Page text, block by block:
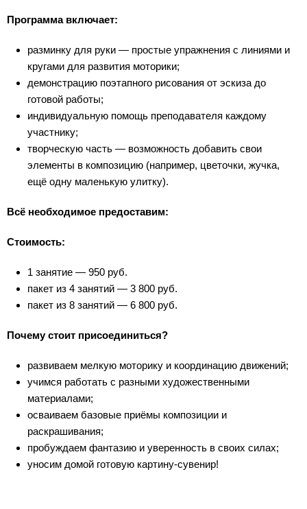
Программа включает:
разминку для руки — простые упражнения с линиями и
кругами для развития моторики;
демонстрацию поэтапного рисования от эскиза до
готовой работы;
индивидуальную помощь преподавателя каждому
участнику;
творческую часть — возможность добавить свои
элементы в композицию (например, цветочки, жучка,
ещё одну маленькую улитку).
Всё необходимое предоставим:
Стоимость:
1 занятие — 950 руб.
пакет из 4 занятий — 3 800 руб.
пакет из 8 занятий — 6 800 руб.
Почему стоит присоединиться?
развиваем мелкую моторику и координацию движений;
учимся работать с разными художественными
материалами;
осваиваем базовые приёмы композиции и
раскрашивания;
пробуждаем фантазию и уверенность в своих силах;
уносим домой готовую картину-сувенир!